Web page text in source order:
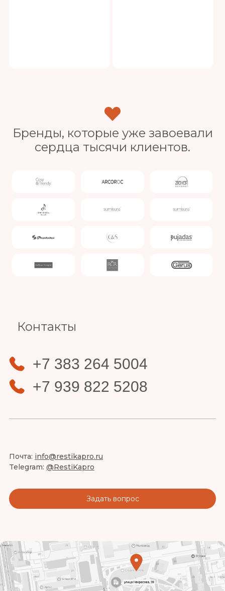
Бренды, которые уже завоевали
сердца тысячи клиентов.
Контакты
+7 383 264 5004
+7 939 822 5208
Почта: info@restikapro.ru
Telegram: @RestiKapro
Задать вопрос